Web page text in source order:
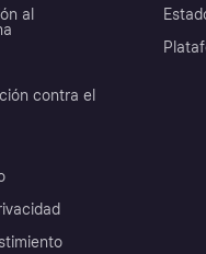
al
contra el